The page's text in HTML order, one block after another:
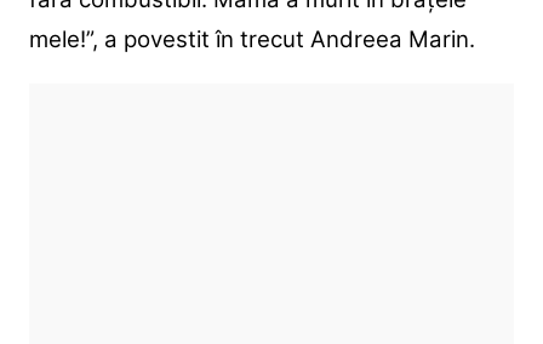
mele!”, a povestit în trecut Andreea Marin.